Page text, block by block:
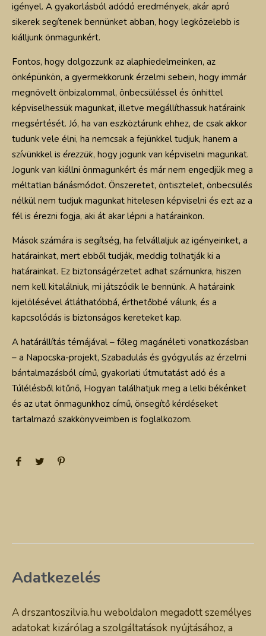
igényel. A gyakorlásból adódó eredmények, akár apró
sikerek segítenek bennünket abban, hogy legközelebb is
kiálljunk önmagunkért.
Fontos, hogy dolgozzunk az alaphiedelmeinken, az
önképünkön, a gyermekkorunk érzelmi sebein, hogy immár
megnövelt önbizalommal, önbecsüléssel és önhittel
képviselhessük magunkat, illetve megállíthassuk határaink
megsértését. Jó, ha van eszköztárunk ehhez, de csak akkor
tudunk vele élni, ha nemcsak a fejünkkel tudjuk, hanem a
szívünkkel is érezzük, hogy jogunk van képviselni magunkat.
Jogunk van kiállni önmagunkért és már nem engedjük meg a
méltatlan bánásmódot. Önszeretet, öntisztelet, önbecsülés
nélkül nem tudjuk magunkat hitelesen képviselni és ezt az a
fél is érezni fogja, aki át akar lépni a határainkon.
Mások számára is segítség, ha felvállaljuk az igényeinket, a
határainkat, mert ebből tudják, meddig tolhatják ki a
határainkat. Ez biztonságérzetet adhat számunkra, hiszen
nem kell kitalálniuk, mi játszódik le bennünk. A határaink
kijelölésével átláthatóbbá, érthetőbbé válunk, és a
kapcsolódás is biztonságos kereteket kap.
A határállítás témájával – főleg magánéleti vonatkozásban
– a Napocska-projekt, Szabadulás és gyógyulás az érzelmi
bántalmazásból című, gyakorlati útmutatást adó és a
Túlélésből kitűnő, Hogyan találhatjuk meg a lelki békénket
és az utat önmagunkhoz című, önsegítő kérdéseket
tartalmazó szakkönyveimben is foglalkozom.
Adatkezelés
A drszantoszilvia.hu weboldalon megadott személyes
adatokat kizárólag a szolgáltatások nyújtásához, a